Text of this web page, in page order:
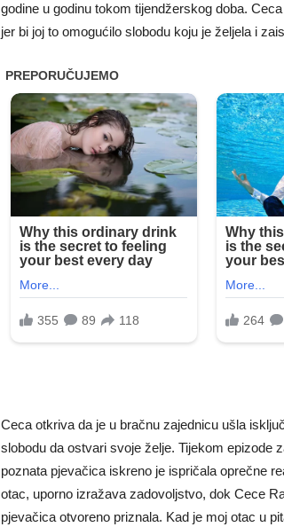
godine u godinu tokom tijendžerskog doba.
jer bi joj to omogućilo slobodu koju je željela i
Ceca otkriva da je u bračnu zajednicu ušla
slobodu da ostvari svoje želje. Tijekom epizode
poznata pjevačica iskreno je ispričala oprečne
otac, uporno izražava zadovoljstvo, dok Cece
pjevačica otvoreno priznala. Kad je moj otac u